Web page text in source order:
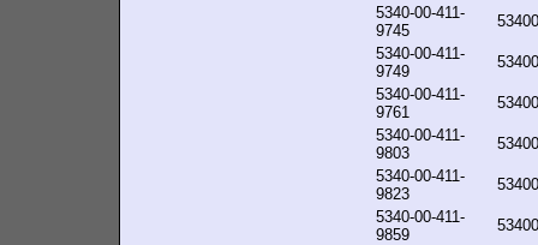
5340-00-411-
9745
5340-00-411-
9749
5340-00-411-
9761
5340-00-411-
9803
5340-00-411-
9823
5340-00-411-
9859